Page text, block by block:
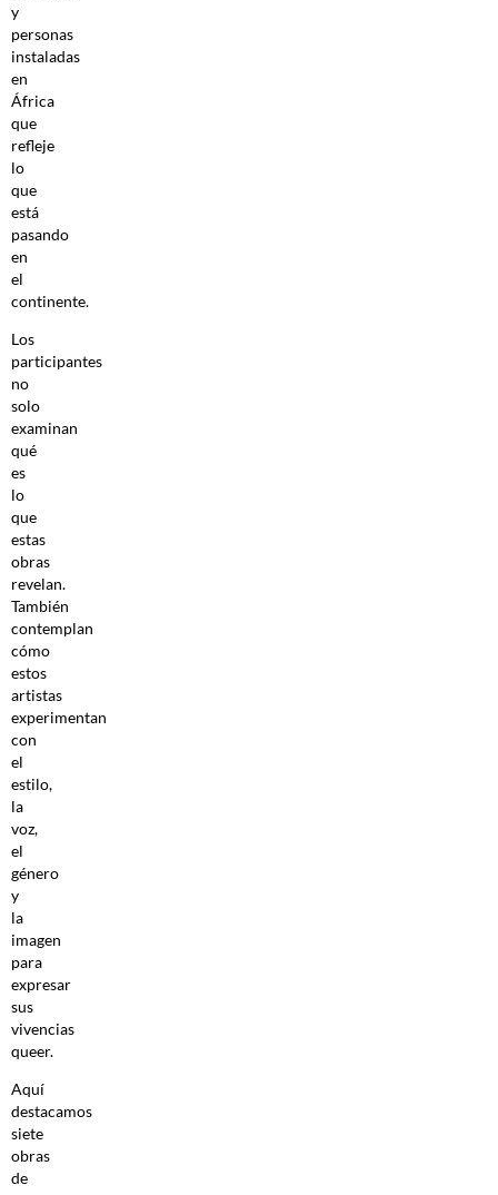
y
personas
instaladas
en
África
que
refleje
lo
que
está
pasando
en
el
continente.
Los
participantes
no
solo
examinan
qué
es
lo
que
estas
obras
revelan.
También
contemplan
cómo
estos
artistas
experimentan
con
el
estilo,
la
voz,
el
género
y
la
imagen
para
expresar
sus
vivencias
queer.
Aquí
destacamos
siete
obras
de